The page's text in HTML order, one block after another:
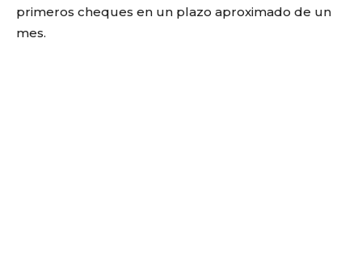
primeros cheques en un plazo aproximado de un
mes.